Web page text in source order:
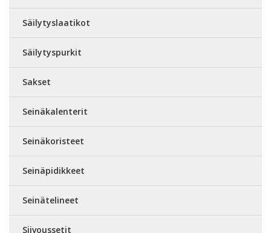
Säilytyslaatikot
Säilytyspurkit
Sakset
Seinäkalenterit
Seinäkoristeet
Seinäpidikkeet
Seinätelineet
Siivoussetit